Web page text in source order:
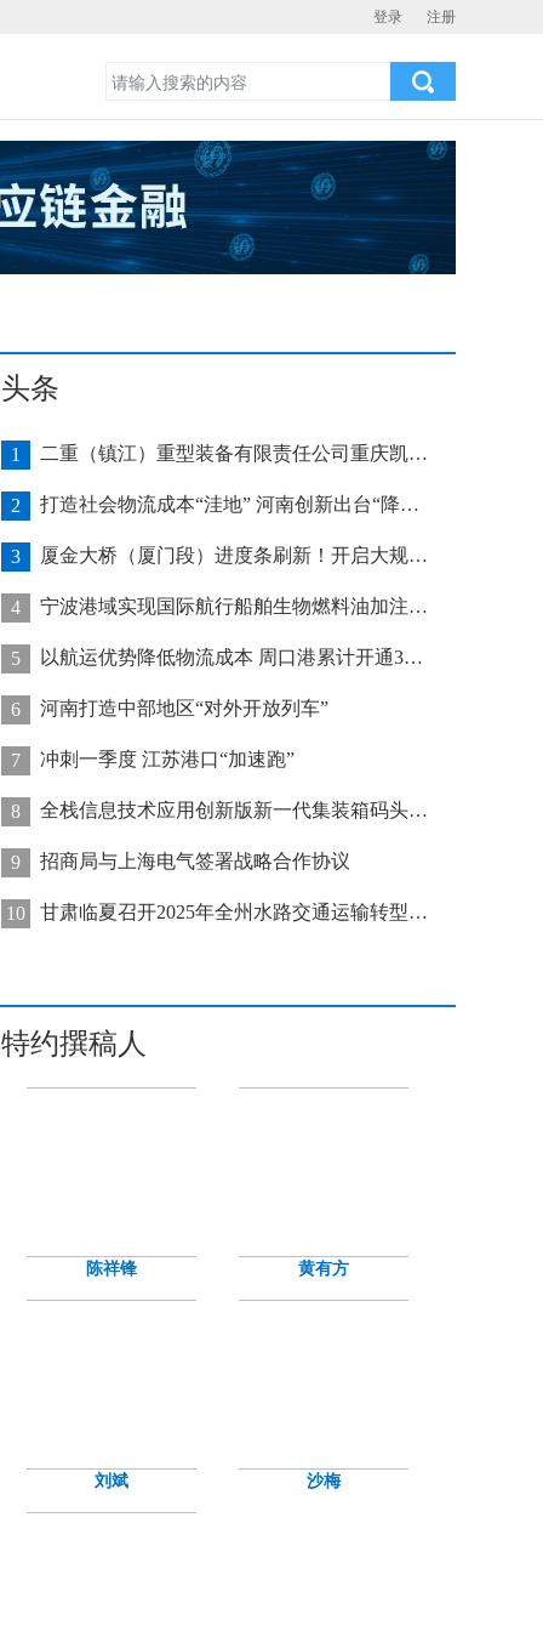
登录 注册
头条
1 二重（镇江）重型装备有限责任公司重庆凯瑞项目发运助力海上风电产业发展
2 打造社会物流成本“洼地” 河南创新出台“降本16条”
3 厦金大桥（厦门段）进度条刷新！开启大规模桥梁装配化施工新阶段
4 宁波港域实现国际航行船舶生物燃料油加注“零突破”
5 以航运优势降低物流成本 周口港累计开通32条集装箱航线
6 河南打造中部地区“对外开放列车”
7 冲刺一季度 江苏港口“加速跑”
8 全栈信息技术应用创新版新一代集装箱码头管控系统在天津港上线运行
9 招商局与上海电气签署战略合作协议
10 甘肃临夏召开2025年全州水路交通运输转型发展推进会
特约撰稿人
陈祥锋 黄有方
刘斌 沙梅